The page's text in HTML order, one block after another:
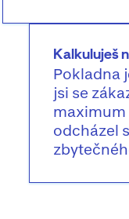
Kalkuluješ
Pokladna
jsi se
maximum
odcházel